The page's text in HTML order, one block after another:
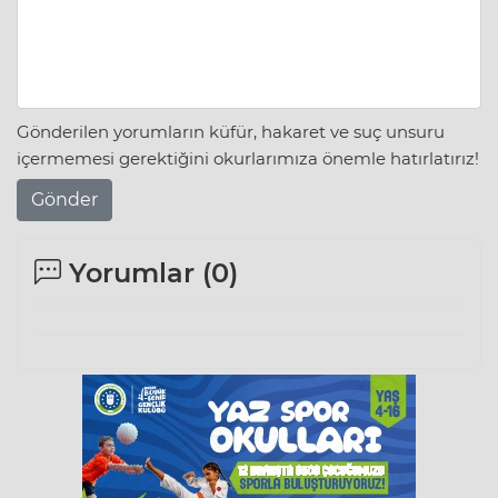
Gönderilen yorumların küfür, hakaret ve suç unsuru
içermemesi gerektiğini okurlarımıza önemle hatırlatırız!
Gönder
Yorumlar (0)